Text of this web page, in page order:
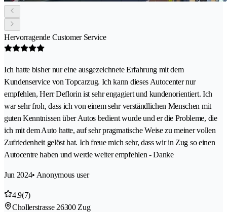
Hervorragende Customer Service
Ich hatte bisher nur eine ausgezeichnete Erfahrung mit dem
Kundenservice von Topcarzug. Ich kann dieses Autocenter nur
empfehlen, Herr Deflorin ist sehr engagiert und kundenorientiert. Ich
war sehr froh, dass ich von einem sehr verständlichen Menschen mit
guten Kenntnissen über Autos bedient wurde und er die Probleme, die
ich mit dem Auto hatte, auf sehr pragmatische Weise zu meiner vollen
Zufriedenheit gelöst hat. Ich freue mich sehr, dass wir in Zug so einen
Autocentre haben und werde weiter empfehlen - Danke
Jun 2024• Anonymous user
4.9(7)
Chollerstrasse 26300 Zug